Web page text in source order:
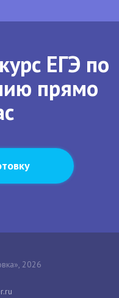
ЕГЭ по
прямо
2026